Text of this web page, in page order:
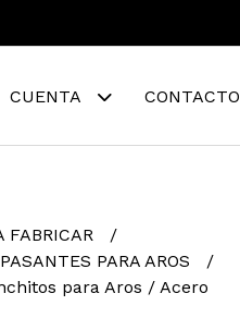
CUENTA CONTACTO
FABRICAR
PASANTES PARA AROS
para Aros / Acero